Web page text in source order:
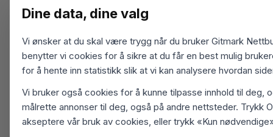
Dine data, dine valg
Vi ønsker at du skal være trygg når du bruker Gitmark
benytter vi cookies for å sikre at du får en best mulig
for å hente inn statistikk slik at vi kan analysere hvordan
Vi bruker også cookies for å kunne tilpasse innhold til deg,
målrette annonser til deg, også på andre nettsteder. Trykk
akseptere vår bruk av cookies, eller trykk «Kun